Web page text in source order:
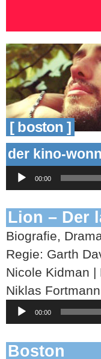
[ boston ]
der kino-
Player
00:00
Lion – Der
Biografie,
Regie: Garth
Nicole Kidman
Niklas Fortmann
Player
00:00
Boston